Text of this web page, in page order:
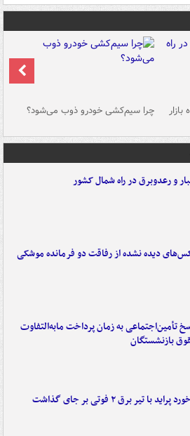
چرا سیم‌کشی خودرو ذوب می‌شود؟
و رعدوبرق در راه شمال کشور
دیده نشده از رفاقت دو فرمانده‌ موشکی
تأمین‌اجتماعی به زمان پرداخت مابه‌التفاوت
بازنشستگان
پراید با تیر برق ۲ فوتی بر جای گذاشت